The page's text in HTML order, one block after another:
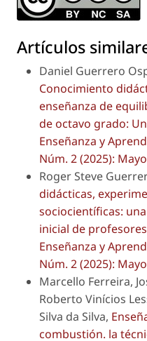
Artículos
Daniel Guerrero
Conocimiento
enseñanza de
de octavo grado:
Enseñanza y
Núm. 2 (2025):
Roger Steve
didácticas,
sociocientíficas:
inicial de
Enseñanza y
Núm. 2 (2025):
Marcello Ferreira,
Roberto Vinícios
Silva da Silva,
combustión. la